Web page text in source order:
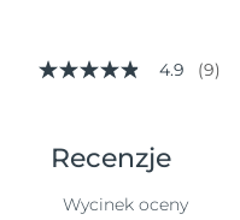
4.9
średnia
wartość
Read
4.9 (9)